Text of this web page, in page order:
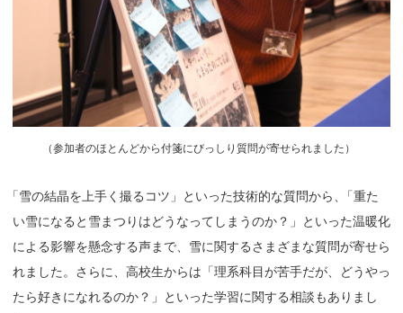
（参加者のほとんどから付箋にびっしり質問が寄せられました）
「雪の結晶を上手く撮るコツ」といった技術的な質問から
「重た
い雪になると雪まつりはどうなってしまうのか？」といった温暖化
による影響を懸念する声まで、雪に関するさまざまな質問が寄せら
れました。さらに、高校生からは「理系科目が苦手だが、どうやっ
たら好きになれるのか？」といった学習に関する相談もありまし